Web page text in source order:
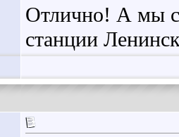
Отлично! А мы
станции